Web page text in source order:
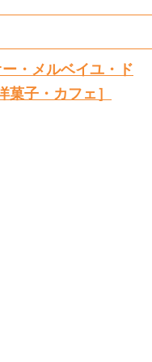
・メルベイユ・ド
菓子・カフェ］